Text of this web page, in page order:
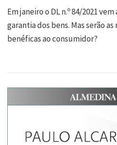
Em janeiro o DL n.º 84/2021
garantia dos bens. Mas serão
benéficas ao consumidor?